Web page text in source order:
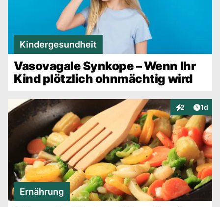
Kindergesundheit
Vasovagale Synkope – Wenn Ihr
Kind plötzlich ohnmächtig wird
2
Interaktionen
1d
Ernährung